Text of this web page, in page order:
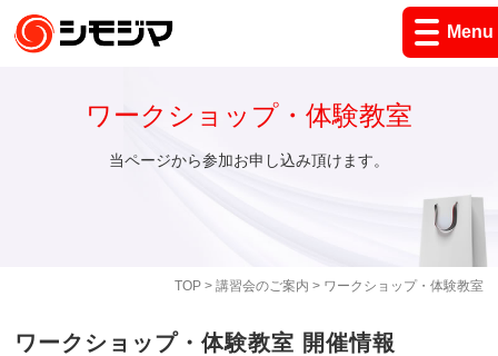
Menu
TOP> 講習会のご案内 > ワークショップ・体験教室
ワークショップ・体験教室
当ページから参加お申し込み頂けます。
ワークショップ・体験教室 開催情報